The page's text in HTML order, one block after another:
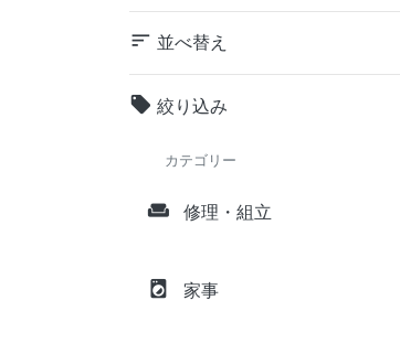
sort 並べ替え
local_offer 絞り込み
カテゴリー
weekend 修理・組立
local_laundry_service 家事